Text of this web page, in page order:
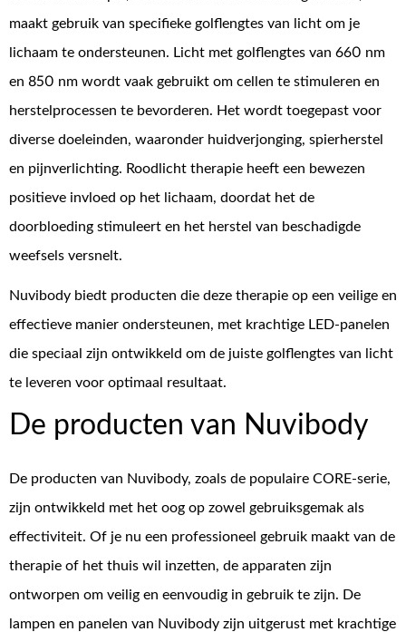
maakt gebruik van specifieke golflengtes van licht om je
lichaam te ondersteunen. Licht met golflengtes van 660 nm
en 850 nm wordt vaak gebruikt om cellen te stimuleren en
herstelprocessen te bevorderen. Het wordt toegepast voor
diverse doeleinden, waaronder huidverjonging, spierherstel
en pijnverlichting. Roodlicht therapie heeft een bewezen
positieve invloed op het lichaam, doordat het de
doorbloeding stimuleert en het herstel van beschadigde
weefsels versnelt.
Nuvibody biedt producten die deze therapie op een veilige en
effectieve manier ondersteunen, met krachtige LED-panelen
die speciaal zijn ontwikkeld om de juiste golflengtes van licht
te leveren voor optimaal resultaat.
De producten van Nuvibody
De producten van Nuvibody, zoals de populaire CORE-serie,
zijn ontwikkeld met het oog op zowel gebruiksgemak als
effectiviteit. Of je nu een professioneel gebruik maakt van de
therapie of het thuis wil inzetten, de apparaten zijn
ontworpen om veilig en eenvoudig in gebruik te zijn. De
lampen en panelen van Nuvibody zijn uitgerust met krachtige